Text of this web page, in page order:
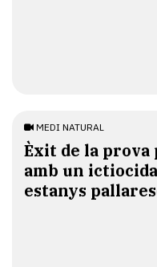
MEDI NATURAL
Èxit de la
amb un
estanys